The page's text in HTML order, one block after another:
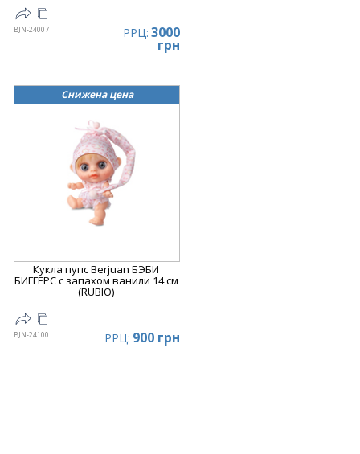
BJN-24007 РРЦ: 3000
грн
Снижена цена
Кукла пупс Berjuan БЭБИ
БИГГЕРС с запахом ванили 14 см
(RUBIO)
BJN-24100 РРЦ: 900 грн